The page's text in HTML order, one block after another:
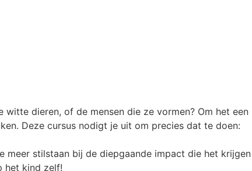
dieren, of de mensen die ze vormen? Om het een
Deze cursus nodigt je uit om precies dat te doen:
meer stilstaan bij de diepgaande impact die het krijgen
het kind zelf!